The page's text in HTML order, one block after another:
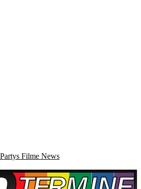
Partys Filme News